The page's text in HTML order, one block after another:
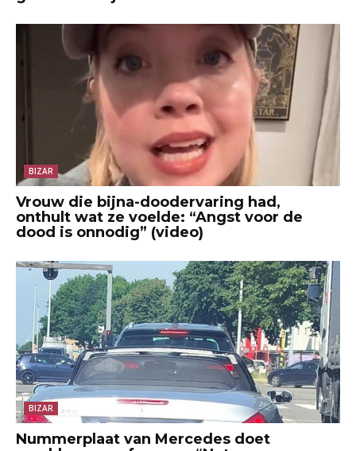
BIZAR
Vrouw die bijna-doodervaring had,
onthult wat ze voelde: “Angst voor de
dood is onnodig” (video)
BIZAR
Nummerplaat van Mercedes doet